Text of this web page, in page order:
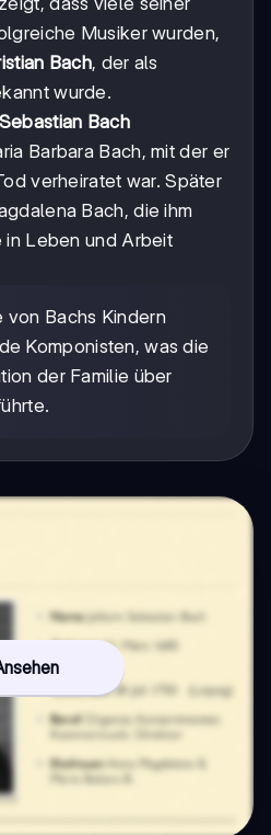
Musiker wurden,
Bach, der als
wurde.
Bach
Barbara Bach, mit der er
verheiratet war. Später
Bach, die ihm
Leben und Arbeit
von Bachs Kindern
Komponisten, was die
der Familie über